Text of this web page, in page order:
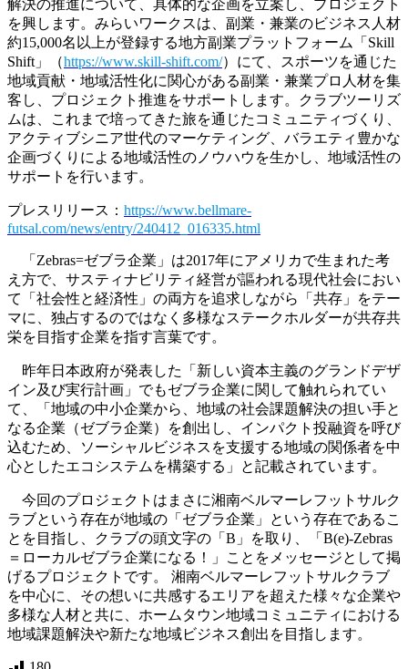
解決の推進について、具体的な企画を立案し、プロジェクト
を興します。みらいワークスは、副業・兼業のビジネス人材
約15,000名以上が登録する地方副業プラットフォーム「Skill
Shift」（https://www.skill-shift.com/）にて、スポーツを通じた
地域貢献・地域活性化に関心がある副業・兼業プロ人材を集
客し、プロジェクト推進をサポートします。クラブツーリズ
ムは、これまで培ってきた旅を通じたコミュニティづくり、
アクティブシニア世代のマーケティング、バラエティ豊かな
企画づくりによる地域活性のノウハウを生かし、地域活性の
サポートを行います。
プレスリリース： https://www.bellmare-
futsal.com/news/entry/240412_016335.html
「Zebras=ゼブラ企業」は2017年にアメリカで生まれた考
え方で、サスティナビリティ経営が謳われる現代社会におい
て「社会性と経済性」の両方を追求しながら「共存」をテー
マに、独占するのではなく多様なステークホルダーが共存共
栄を目指す企業を指す言葉です。
昨年日本政府が発表した「新しい資本主義のグランドデザ
イン及び実行計画」でもゼブラ企業に関して触れられてい
て、「地域の中小企業から、地域の社会課題解決の担い手と
なる企業（ゼブラ企業）を創出し、インパクト投融資を呼び
込むため、ソーシャルビジネスを支援する地域の関係者を中
心としたエコシステムを構築する」と記載されています。
今回のプロジェクトはまさに湘南ベルマーレフットサルク
ラブという存在が地域の「ゼブラ企業」という存在であるこ
とを目指し、クラブの頭文字の「B」を取り、「B(e)-Zebras
＝ローカルゼブラ企業になる！」ことをメッセージとして掲
げるプロジェクトです。 湘南ベルマーレフットサルクラブ
を中心に、その想いに共感するエリアを超えた様々な企業や
多様な人材と共に、ホームタウン地域コミュニティにおける
地域課題解決や新たな地域ビジネス創出を目指します。